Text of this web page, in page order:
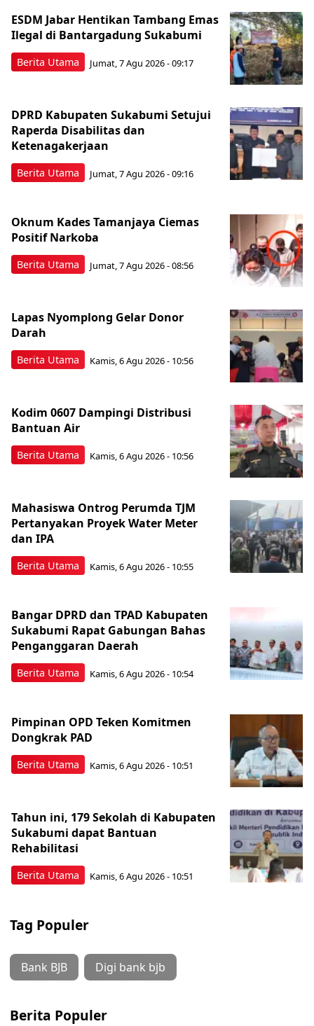
Berita Utama
ESDM Jabar Hentikan Tambang Emas
Ilegal di Bantargadung Sukabumi
Jumat, 7 Agu 2026 - 09:17
Berita Utama
DPRD Kabupaten Sukabumi Setujui
Raperda Disabilitas dan
Ketenagakerjaan
Jumat, 7 Agu 2026 - 09:16
Berita Utama
Oknum Kades Tamanjaya Ciemas
Positif Narkoba
Jumat, 7 Agu 2026 - 08:56
Berita Utama
Lapas Nyomplong Gelar Donor
Darah
Kamis, 6 Agu 2026 - 10:56
Berita Utama
Kodim 0607 Dampingi Distribusi
Bantuan Air
Kamis, 6 Agu 2026 - 10:56
Berita Utama
Mahasiswa Ontrog Perumda TJM
Pertanyakan Proyek Water Meter
dan IPA
Kamis, 6 Agu 2026 - 10:55
Berita Utama
Bangar DPRD dan TPAD Kabupaten
Sukabumi Rapat Gabungan Bahas
Penganggaran Daerah
Kamis, 6 Agu 2026 - 10:54
Berita Utama
Pimpinan OPD Teken Komitmen
Dongkrak PAD
Kamis, 6 Agu 2026 - 10:51
Berita Utama
Tahun ini, 179 Sekolah di Kabupaten
Sukabumi dapat Bantuan
Rehabilitasi
Kamis, 6 Agu 2026 - 10:51
Tag Populer
Bank BJB Digi bank bjb
Berita Populer